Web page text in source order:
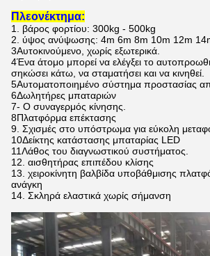
Πλεονέκτημα:
1. βάρος φορτίου: 300kg - 500kg
2. ύψος ανύψωσης: 4m 6m 8m 10m 12m
3Αυτοκινούμενο, χωρίς εξωτερικά.
4Ένα άτομο μπορεί να ελέγξει το
σηκώσει κάτω, να σταματήσει και να κινηθεί.
5Αυτοματοποιημένο σύστημα προστασίας
6Δωλητήρες μπαταριών
7- Ο συναγερμός κίνησης.
8Πλατφόρμα επέκτασης
9. Σχισμές στο υπόστρωμα για εύκολη
10Δείκτης κατάστασης μπαταρίας LED
11Λάθος του διαγνωστικού συστήματος.
12. αισθητήρας επιπέδου κλίσης
13. χειροκίνητη βαλβίδα υποβάθμισης
ανάγκη
14. Σκληρά ελαστικά χωρίς σήμανση